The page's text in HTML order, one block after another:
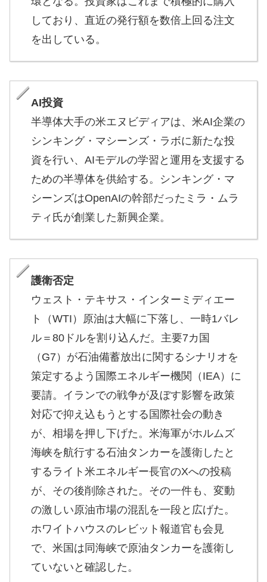
しており、直近の発行額を数倍上回る注文
を出している。
AI投資
半導体大手の米エヌビディアは、米AI企業の
シンキング・マシーンズ・ラボに新たな投
資を行い、AIモデルの学習と運用を支援する
ための半導体を供給する。シンキング・マ
シーンズはOpenAIの幹部だったミラ・ムラ
ティ氏が創業した新興企業。
護衛否定
ウェスト・テキサス・インターミディエー
ト（WTI）原油は大幅に下落し、一時1バレ
ル＝80ドルを割り込んだ。主要7カ国
（G7）が石油備蓄放出に関するシナリオを
策定するよう国際エネルギー機関（IEA）に
要請。イランでの戦争が及ぼす影響を政策
対応で抑え込もうとする国際社会の動き
が、相場を押し下げた。米海軍がホルムズ
海峡を航行する石油タンカーを護衛したと
するライト米エネルギー長官のXへの投稿
が、その後削除された。その一件も、変動
の激しい原油市場の混乱を一段と広げた。
ホワイトハウスのレビット報道官も会見
で、米国は同海峡で原油タンカーを護衛し
ていないと確認した。